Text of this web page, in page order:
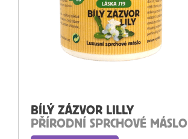
BÍLÝ ZÁZVOR LILLY
PŘÍRODNÍ SPRCHOVÉ MÁSLO